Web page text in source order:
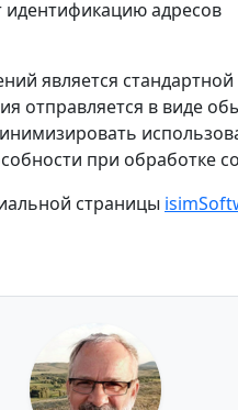
идентификацию адресов
является
отправляется в виде
при обработке
страницы